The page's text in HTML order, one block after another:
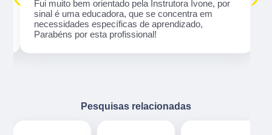
Fui muito bem orientado pela Instrutora Ivone, por
sinal é uma educadora, que se concentra em
necessidades específicas de aprendizado,
Parabéns por esta profissional!
Pesquisas relacionadas